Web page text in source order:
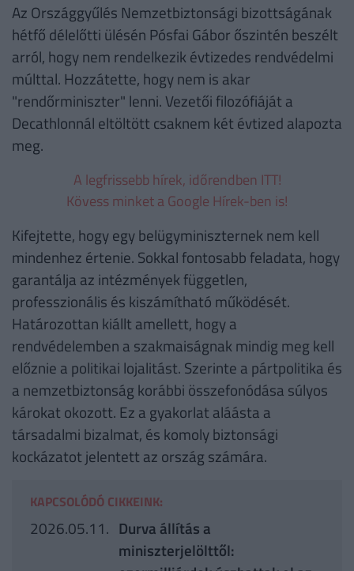
Az Országgyűlés Nemzetbiztonsági bizottságának
hétfő délelőtti ülésén Pósfai Gábor őszintén beszélt
arról, hogy nem rendelkezik évtizedes rendvédelmi
múlttal. Hozzátette, hogy nem is akar
"rendőrminiszter" lenni. Vezetői filozófiáját a
Decathlonnál eltöltött csaknem két évtized alapozta
meg.
A legfrissebb hírek, időrendben ITT!
Kövess minket a Google Hírek-ben is!
Kifejtette, hogy egy belügyminiszternek nem kell
mindenhez értenie. Sokkal fontosabb feladata, hogy
garantálja az intézmények független,
professzionális és kiszámítható működését.
Határozottan kiállt amellett, hogy a
rendvédelemben a szakmaiságnak mindig meg kell
előznie a politikai lojalitást. Szerinte a pártpolitika és
a nemzetbiztonság korábbi összefonódása súlyos
károkat okozott. Ez a gyakorlat aláásta a
társadalmi bizalmat, és komoly biztonsági
kockázatot jelentett az ország számára.
KAPCSOLÓDÓ CIKKEINK:
2026.05.11. Durva állítás a
miniszterjelölttől: